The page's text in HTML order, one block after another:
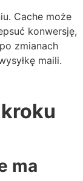
Cache może
konwersję,
zmianach
maili.
ma